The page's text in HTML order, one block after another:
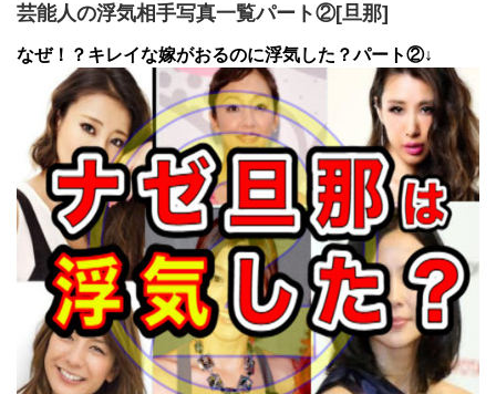
芸能人の浮気相手写真一覧パート②[旦那]
なぜ！？キレイな嫁がおるのに浮気した？パート②↓